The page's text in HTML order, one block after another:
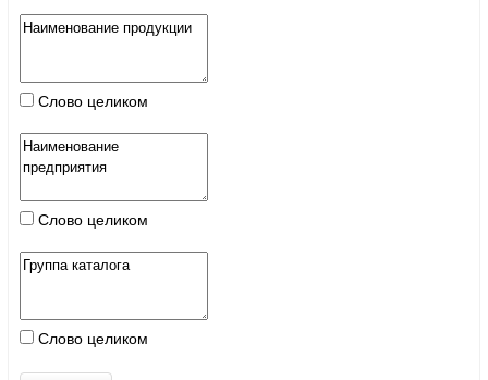
Слово целиком
Слово целиком
Слово целиком